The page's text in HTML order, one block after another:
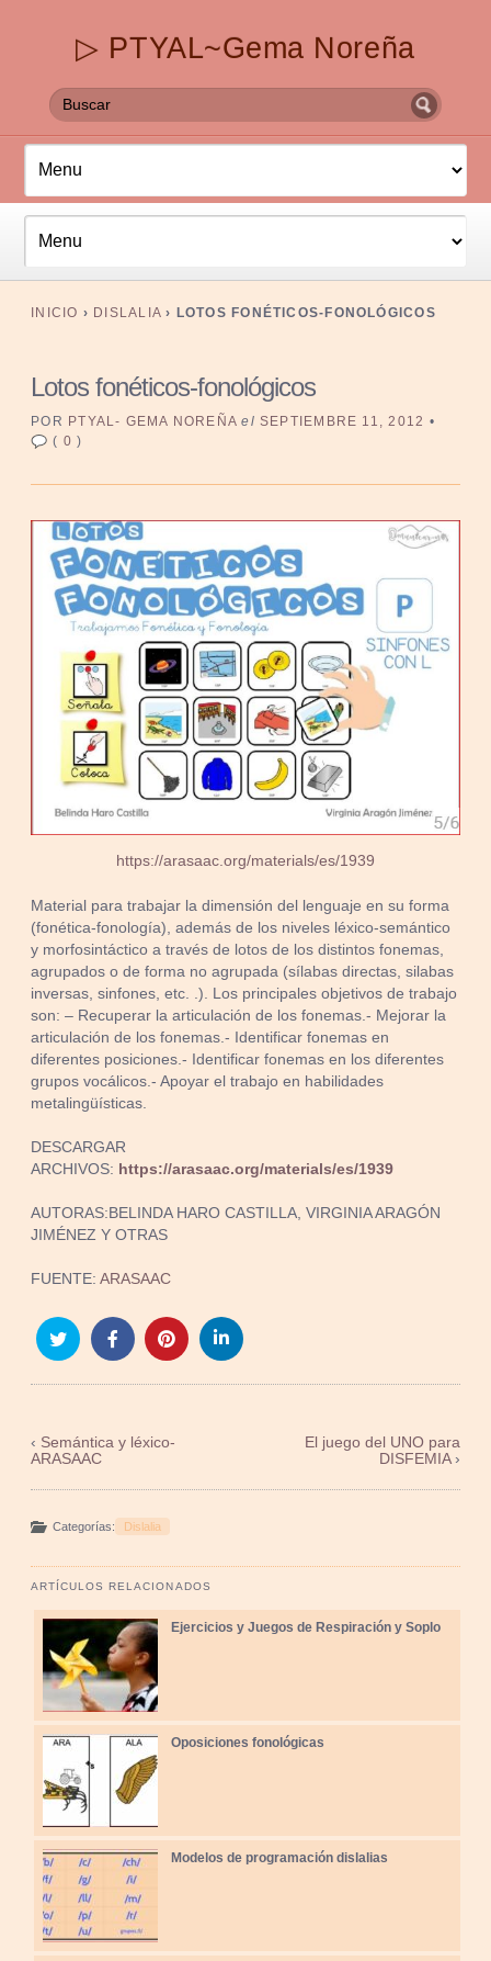
▷ PTYAL~Gema Noreña
INICIO › DISLALIA › LOTOS FONÉTICOS-FONOLÓGICOS
Lotos fonéticos-fonológicos
POR PTYAL- GEMA NOREÑA el SEPTIEMBRE 11, 2012 •
( 0 )
https://arasaac.org/materials/es/1939
Material para trabajar la dimensión del lenguaje en su forma
(fonética-fonología), además de los niveles léxico-semántico
y morfosintáctico a través de lotos de los distintos fonemas,
agrupados o de forma no agrupada (sílabas directas, silabas
inversas, sinfones, etc. .). Los principales objetivos de trabajo
son: – Recuperar la articulación de los fonemas.- Mejorar la
articulación de los fonemas.- Identificar fonemas en
diferentes posiciones.- Identificar fonemas en los diferentes
grupos vocálicos.- Apoyar el trabajo en habilidades
metalingüísticas.
DESCARGAR
ARCHIVOS: https://arasaac.org/materials/es/1939
AUTORAS:BELINDA HARO CASTILLA, VIRGINIA ARAGÓN
JIMÉNEZ Y OTRAS
FUENTE:ARASAAC
‹ Semántica y léxico-
ARASAAC
El juego del UNO para
DISFEMIA›
Categorías: Dislalia
ARTÍCULOS RELACIONADOS
Ejercicios y Juegos de Respiración y Soplo
Oposiciones fonológicas
Modelos de programación dislalias